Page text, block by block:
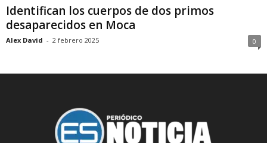
Identifican los cuerpos de dos primos
desaparecidos en Moca
Alex David - 2 febrero 2025 0